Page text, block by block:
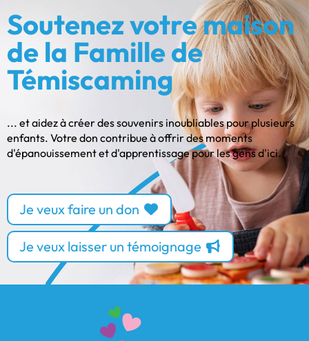
Soutenez votre maison
de la Famille de
Témiscaming
... et aidez à créer des souvenirs inoubliables pour plusieurs
enfants. Votre don contribue à offrir des moments
d'épanouissement et d'apprentissage pour les gens d'ici.
Je veux faire un don
Je veux laisser un témoignage